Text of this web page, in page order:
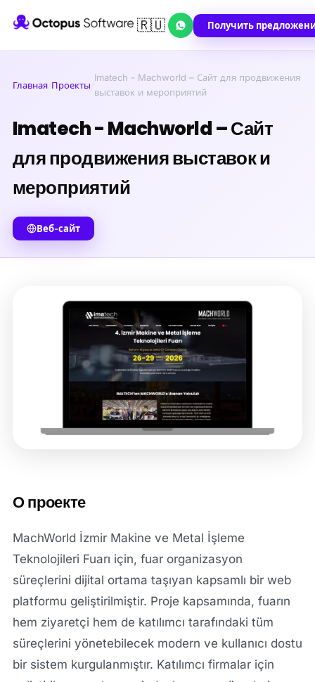
🇷🇺 Получить
Главная/Проекты/
Imatech - Machworld – Сайт для продвижения
выставок и мероприятий
Imatech - Machworld – Сайт
для продвижения выставок и
мероприятий
Веб-сайт
О проекте
MachWorld İzmir Makine ve Metal İşleme
Teknolojileri Fuarı için, fuar organizasyon
süreçlerini dijital ortama taşıyan kapsamlı bir web
platformu geliştirilmiştir. Proje kapsamında, fuarın
hem ziyaretçi hem de katılımcı tarafındaki tüm
süreçlerini yönetebilecek modern ve kullanıcı dostu
bir sistem kurgulanmıştır. Katılımcı firmalar için